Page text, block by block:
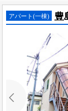
アパート(一棟) 豊